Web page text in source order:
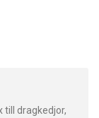
till dragkedjor,